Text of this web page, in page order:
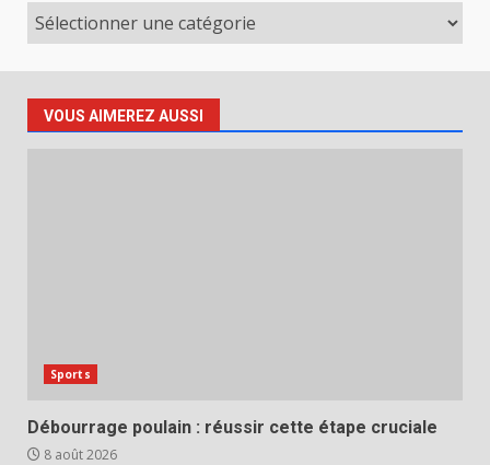
Catégories
VOUS AIMEREZ AUSSI
Sports
Débourrage poulain : réussir cette étape cruciale
8 août 2026